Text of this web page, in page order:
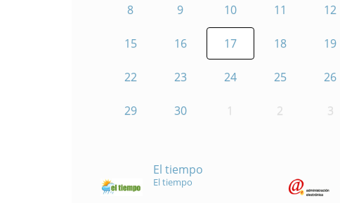
8 9 10 11 12
15 16 17 18 19
22 23 24 25 26
29 30 1 2 3
El tiempo
El tiempo